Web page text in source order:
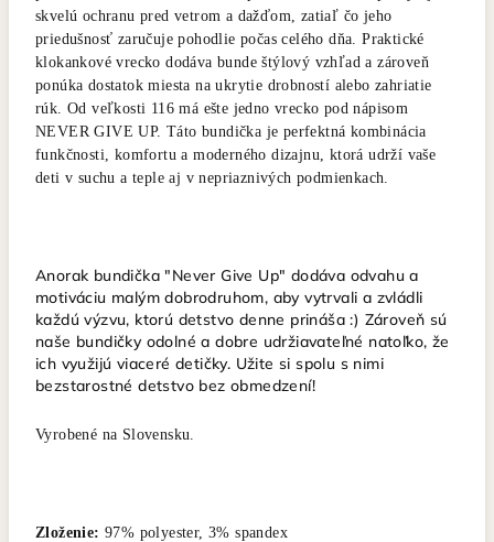
skvelú ochranu pred vetrom a dažďom, zatiaľ čo jeho
priedušnosť zaručuje pohodlie počas celého dňa. Praktické
klokankové vrecko dodáva bunde štýlový vzhľad a zároveň
ponúka dostatok miesta na ukrytie drobností alebo zahriatie
rúk. Od veľkosti 116 má ešte jedno vrecko pod nápisom
NEVER GIVE UP. Táto bundička je perfektná kombinácia
funkčnosti, komfortu a moderného dizajnu, ktorá udrží vaše
deti v suchu a teple aj v nepriaznivých podmienkach.
Anorak bundička "Never Give Up" dodáva odvahu a
motiváciu malým dobrodruhom, aby vytrvali a zvládli
každú výzvu, ktorú detstvo denne prináša :) Zároveň sú
naše bundičky odolné a dobre udržiavateľné natoľko, že
ich využijú viaceré detičky. Užite si spolu s nimi
bezstarostné detstvo bez obmedzení!
Vyrobené na Slovensku.
Zloženie: 97% polyester, 3% spandex